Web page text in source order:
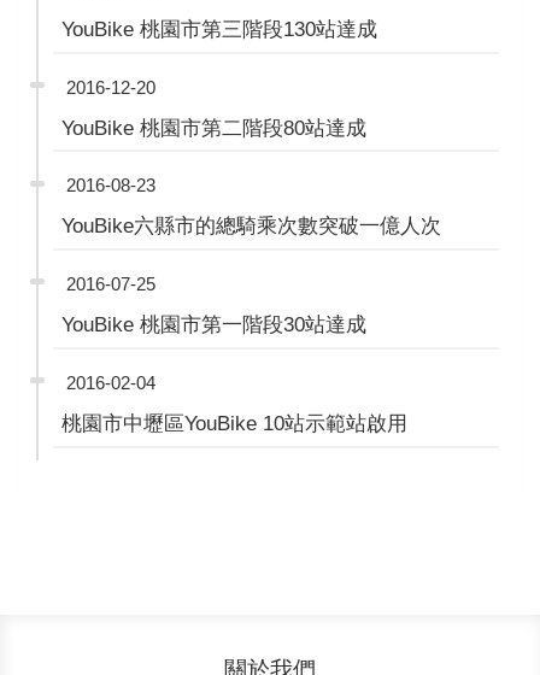
YouBike 桃園市第三階段130站達成
2016-12-20
YouBike 桃園市第二階段80站達成
2016-08-23
YouBike六縣市的總騎乘次數突破一億人次
2016-07-25
YouBike 桃園市第一階段30站達成
2016-02-04
桃園市中壢區YouBike 10站示範站啟用
關於我們